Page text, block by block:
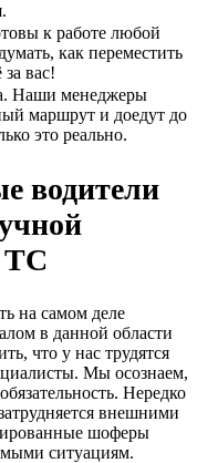
к работе любой
как переместить
вас!
Наши менеджеры
маршрут и доедут до
это реально.
водители
ТС
на самом деле
в данной области
что у нас трудятся
Мы осознаем,
Нередко
внешними
шоферы
ситуациям.